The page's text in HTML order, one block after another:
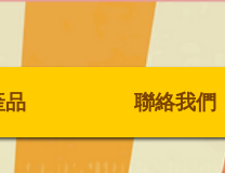
品 聯絡我們